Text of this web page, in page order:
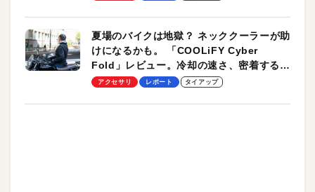
夏場のバイクは地獄？ ネッククーラーが助
けになるかも。 「COOLiFY Cyber
Fold」レビュー。冷却の速さ、密着する冷
却プレート、シンプルな操作性がグッド！
アクセサリ レポート タイアップ